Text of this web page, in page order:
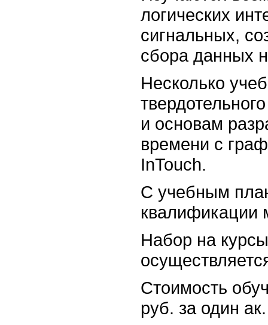
логических
сигнальных,
сбора данных
Несколько
и основам
времени с
InTouch.
С учебным
квалификации
Набор на
Стоимость
руб. за один